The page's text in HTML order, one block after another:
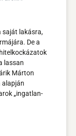
saját lakásra,
De a
lassan
Márton
alapján
„ingatlan-